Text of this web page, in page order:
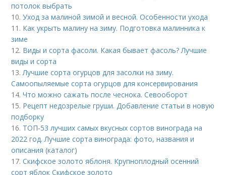
потолок выбрать
10.Уход за малиной зимой и весной. Особенности ухода
11. Как укрыть малину на зиму. Подготовка малинника к
зиме
12. Виды и сорта фасоли. Какая бывает фасоль? Лучшие
виды и сорта
13. Лучшие сорта огурцов для засолки на зиму.
Самоопыляемые сорта огурцов для консервирования
14.Что можно сажать после чеснока. Севооборот
15. Рецепт недозрелые груши. Добавление статьи в новую
подборку
16. ТОП-53 лучших самых вкусных сортов винограда на
2022 год. Лучшие сорта винограда: фото, названия и
описания (каталог)
17.Скифское золото яблоня. Крупноплодный осенний
сорт яблок Скифское золото